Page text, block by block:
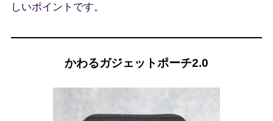
しいポイントです。
かわるガジェットポーチ2.0